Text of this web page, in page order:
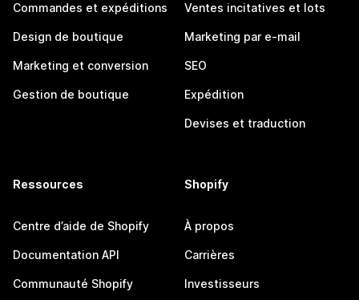
Commandes et expéditions
Design de boutique
Marketing et conversion
Gestion de boutique
Ventes incitatives et lots
Marketing par e-mail
SEO
Expédition
Devises et traduction
Ressources
Centre d’aide de Shopify
Documentation API
Communauté Shopify
Shopify
À propos
Carrières
Investisseurs